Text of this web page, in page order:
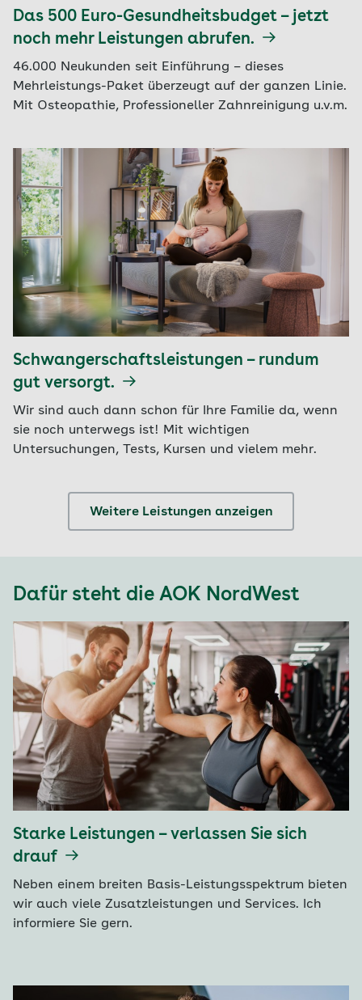
Das 500 Euro-Gesundheitsbudget – jetzt
noch mehr Leistungen abrufen.
46.000 Neukunden seit Einführung – dieses
Mehrleistungs-Paket überzeugt auf der ganzen Linie.
Mit Osteopathie, Professioneller Zahnreinigung u.v.m.
Schwangerschaftsleistungen – rundum
gut versorgt.
Wir sind auch dann schon für Ihre Familie da, wenn
sie noch unterwegs ist! Mit wichtigen
Untersuchungen, Tests, Kursen und vielem mehr.
Weitere Leistungen anzeigen
Dafür steht die AOK NordWest
Starke Leistungen – verlassen Sie sich
drauf
Neben einem breiten Basis-Leistungsspektrum bieten
wir auch viele Zusatzleistungen und Services. Ich
informiere Sie gern.